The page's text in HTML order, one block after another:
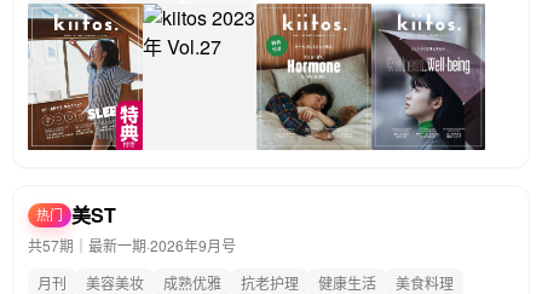
热门 美ST
共57期｜最新一期·2026年9月号
月刊
美容美妆 成熟优雅 抗老护理 健康生活 美食料理